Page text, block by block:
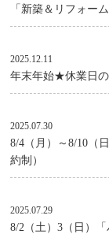
「新築＆リフォー
2025.12.11
年末年始★休業日
2025.07.30
8/4（月）～8/10（
約制）
2025.07.29
8/2（土）3（日）